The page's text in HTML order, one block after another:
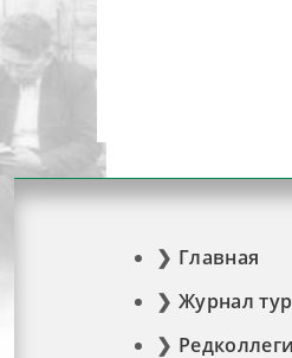
Главная
Журнал